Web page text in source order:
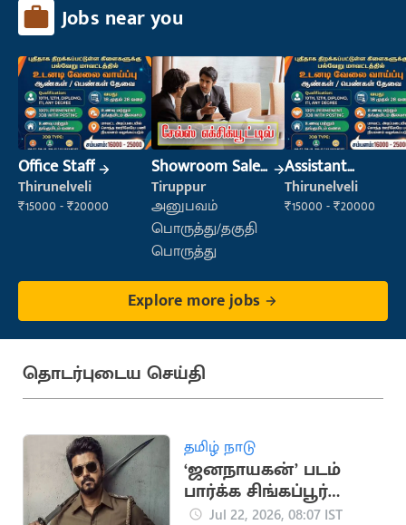
Jobs near you
Office Staff
Thirunelveli
₹15000 - ₹20000
Showroom Sales
Executive (Retail
Sales)
Tiruppur
அனுபவம்
பொருத்து/தகுதி
பொருத்து
Assistant
Manager
Thirunelveli
₹15000 - ₹20000
Explore more jobs
தொடர்புடைய செய்தி
தமிழ் நாடு
‘ஜனநாயகன்’ படம்
பார்க்க சிங்கப்பூர்
நிறுவனம் விடுமுறை
Jul 22, 2026, 08:07 IST